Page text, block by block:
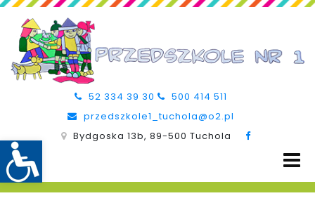
52 334 39 30
500 414 511
przedszkole1_tuchola@o2.pl
Bydgoska 13b, 89-500 Tuchola